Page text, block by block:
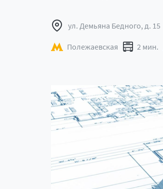
ул. Демьяна Бедного, д. 15
Полежаевская 2 мин.